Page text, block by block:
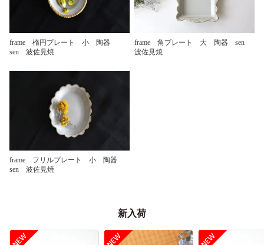
frame 楕円プレート 小 陶器
sen 波佐見焼
frame 角プレート 大 陶器 sen
波佐見焼
frame フリルプレート 小 陶器
sen 波佐見焼
新入荷